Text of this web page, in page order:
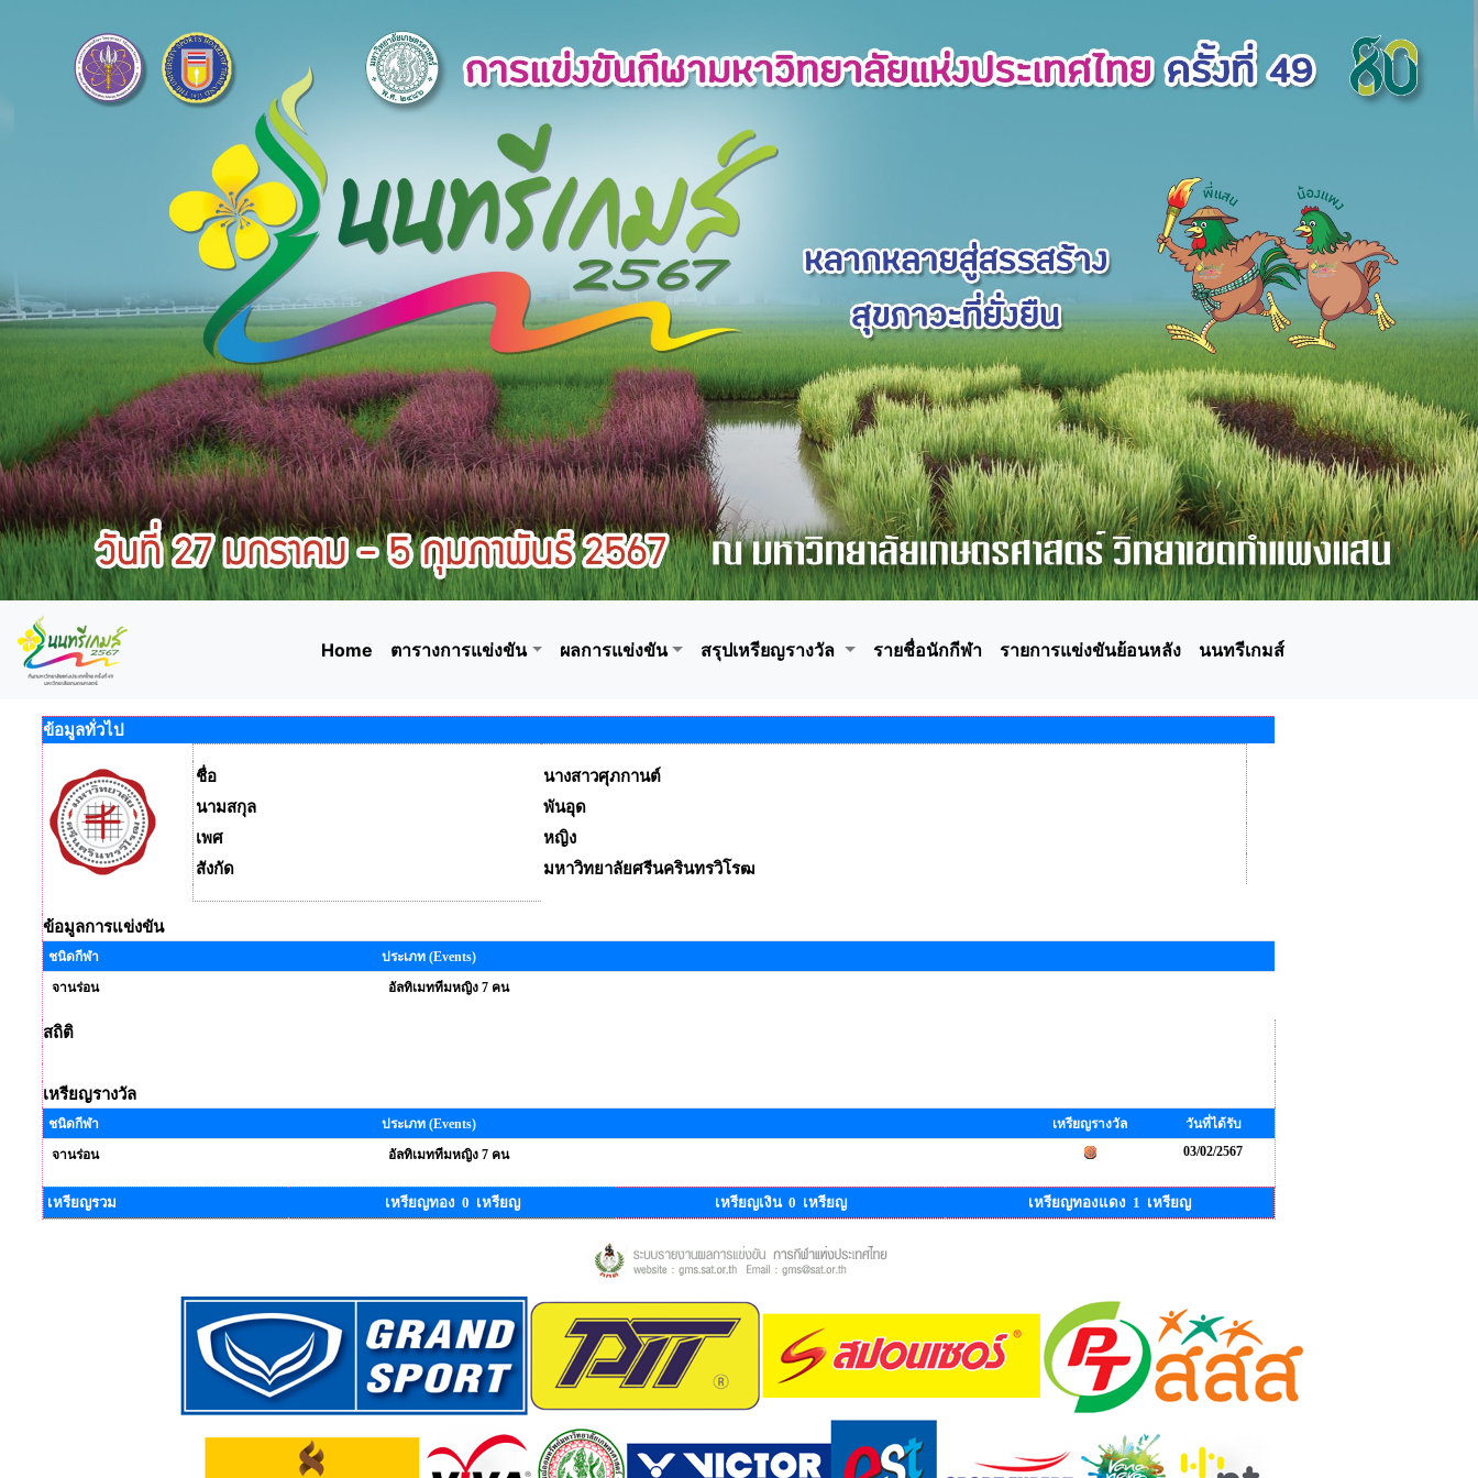
Home ตารางการแข่งขัน ผลการแข่งขัน สรุปเหรียญรางวัล รายชื่อนักกีฬา รายการแข่งขันย้อนหลัง นนทรีเกมส์
ข้อมูลทั่วไป
ชื่อ
นางสาวศุภกานต์
นามสกุล
พันอุด
เพศ
หญิง
สังกัด
มหาวิทยาลัยศรีนครินทรวิโรฒ
ข้อมูลการแข่งขัน
ชนิดกีฬา
ประเภท (Events)
จานร่อน
อัลทิเมททีมหญิง 7 คน
สถิติ
เหรียญรางวัล
ชนิดกีฬา ประเภท (Events) เหรียญรางวัล
วันที่ได้รับ
จานร่อน
อัลทิเมททีมหญิง 7 คน 03/02/2567
เหรียญรวม เหรียญทอง 0 เหรียญ เหรียญเงิน 0 เหรียญ เหรียญทองแดง 1 เหรียญ